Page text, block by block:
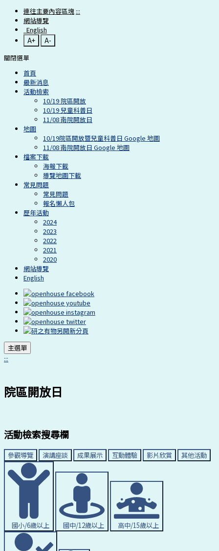
連往主要內容區塊 :::
網站導覽
English
A+
A-
關閉選單
首頁
最新消息
活動檢索
10/19 院區開放
10/19 兒童科普日
11/08 南院開放日
地圖
10/19院區開放暨兒童科普日 Google 地圖
11/08 南院開放日 Google 地圖
檔案下載
海報下載
導覽地圖下載
常見問題
常見問題
報名懶人包
歷年活動
2024
2023
2022
2021
2020
網站導覽
English
主選單
:::
院區開放日
活動檢索搜尋欄
參觀導覽 演講座談 成果展示 互動體驗 影片欣賞 其他活動
國小/6歲以上 國中/12歲以上 高中/15歲以上